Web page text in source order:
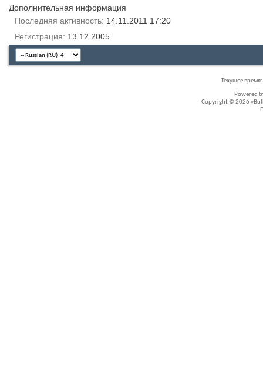
Дополнительная информация
Последняя активность 14.11.2011 17:20
Регистрация
13.12.2005
Текущее время:
Powered
Copyright © 2026